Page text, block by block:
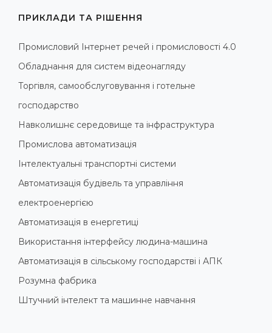
ПРИКЛАДИ ТА РІШЕННЯ
Промисловий Інтернет речей і промисловості 4.0
Обладнання для систем відеонагляду
Торгівля, самообслуговування і готельне
господарство
Навколишнє середовище та інфраструктура
Промислова автоматизація
Інтелектуальні транспортні системи
Автоматизація будівель та управління
електроенергією
Автоматизація в енергетиці
Використання інтерфейсу людина-машина
Автоматизація в сільському господарстві і АПК
Розумна фабрика
Штучний інтелект та машинне навчання